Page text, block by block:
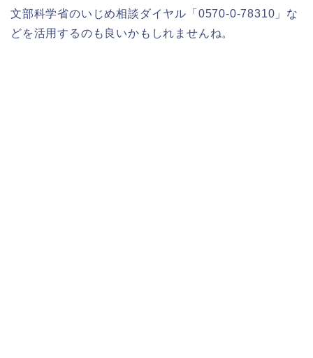
文部科学省のいじめ相談ダイヤル「0570-0-78310」な
どを活用するのも良いかもしれませんね。